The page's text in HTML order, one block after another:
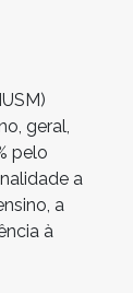
geral,
pelo
a
a
à